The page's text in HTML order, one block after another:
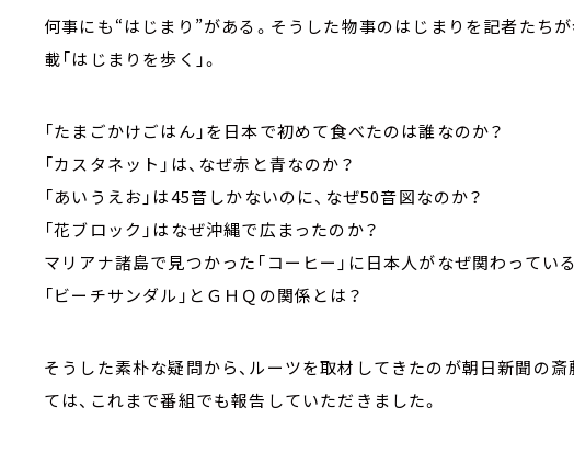
何事にも“はじまり”がある。そうした物事のはじまりを記者たち
載「はじまりを歩く」。
「たまごかけごはん」を日本で初めて食べたのは誰なのか？
「カスタネット」は、なぜ赤と青なのか？
「あいうえお」は45音しかないのに、なぜ50音図なのか？
「花ブロック」はなぜ沖縄で広まったのか？
マリアナ諸島で見つかった「コーヒー」に日本人がなぜ関わってい
「ビーチサンダル」とＧＨＱの関係とは？
そうした素朴な疑問から、ルーツを取材してきたのが朝日新聞の
ては、これまで番組でも報告していただきました。